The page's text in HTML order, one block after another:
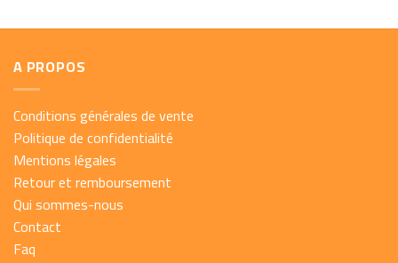
A PROPOS
Conditions générales de vente
Politique de confidentialité
Mentions légales
Retour et remboursement
Qui sommes-nous
Contact
Faq